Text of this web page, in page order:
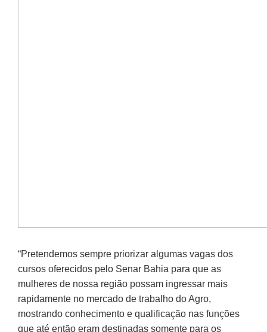
“Pretendemos sempre priorizar algumas vagas dos
cursos oferecidos pelo Senar Bahia para que as
mulheres de nossa região possam ingressar mais
rapidamente no mercado de trabalho do Agro,
mostrando conhecimento e qualificação nas funções
que até então eram destinadas somente para os